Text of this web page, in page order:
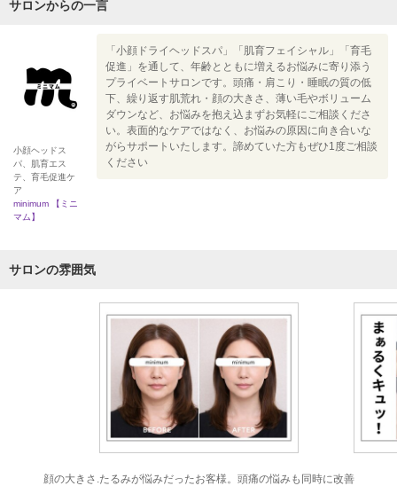
サロンからの一言
小顔ヘッドス
パ、肌育エス
テ、育毛促進ケ
ア
minimum 【ミニ
マム】
「小顔ドライヘッドスパ」「肌育フェイシャル」「育毛
促進」を通して、年齢とともに増えるお悩みに寄り添う
プライベートサロンです。頭痛・肩こり・睡眠の質の低
下、繰り返す肌荒れ・顔の大きさ、薄い毛やボリューム
ダウンなど、お悩みを抱え込まずお気軽にご相談くださ
い。表面的なケアではなく、お悩みの原因に向き合いな
がらサポートいたします。諦めていた方もぜひ1度ご相談
ください
サロンの雰囲気
顔の大きさ.たるみが悩みだったお客様。頭痛の悩みも同時に改善